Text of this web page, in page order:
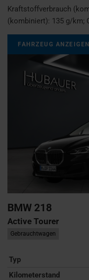
Kraftstoffverbrauch
(kombiniert): 135 g/km;
FAHRZEUG ANZEIGEN
BMW 218
Active Tourer
Gebrauchtwagen
Typ
Kilometerstand